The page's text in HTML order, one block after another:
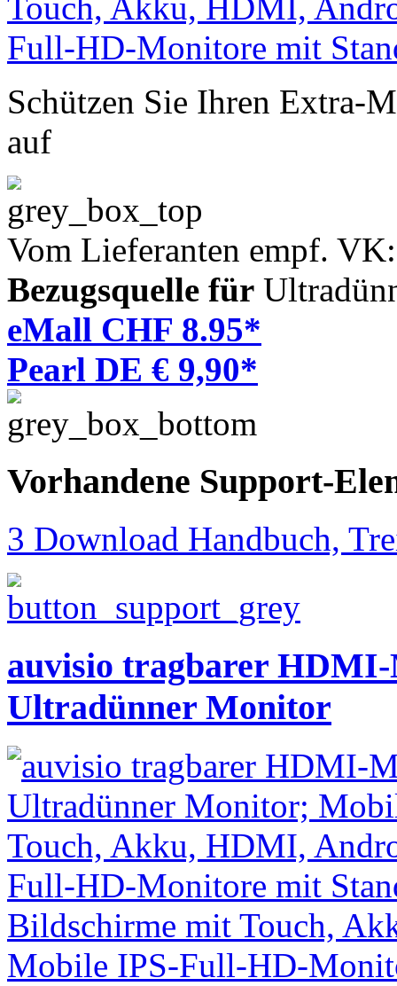
Schützen Sie Ihren Extra-
auf
Vom Lieferanten empf.
Bezugsquelle für
eMall CHF 8.95*
Pearl DE € 9,90*
Vorhandene Support-
3 Download Handbuch,
auvisio tragbarer
Ultradünner Monitor